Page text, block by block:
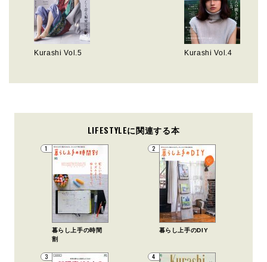
Kurashi Vol.5 Kurashi Vol.4
LIFESTYLEに関連する本
1
暮らし上手の時間
割
2
暮らし上手のDIY
3 4